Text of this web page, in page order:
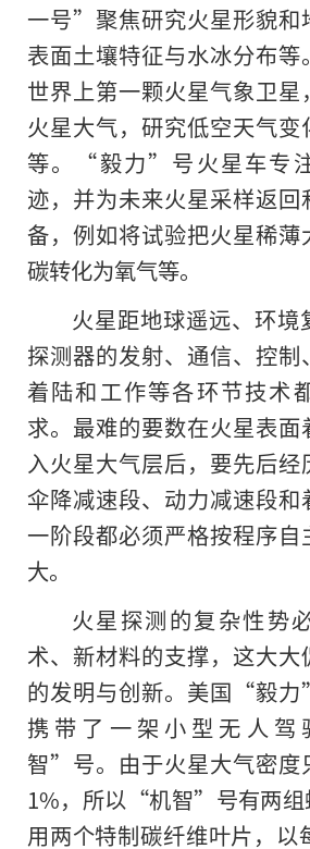
一号”聚焦研究火星形貌和
表面土壤特征与水冰分布
世界上第一颗火星气象卫星
火星大气，研究低空天气变
等。“毅力”号火星车专
迹，并为未来火星采样返
备，例如将试验把火星稀
碳转化为氧气等。
火星距地球遥远、环境
探测器的发射、通信、控制
着陆和工作等各环节技术
求。最难的要数在火星表
入火星大气层后，要先后经
伞降减速段、动力减速段
一阶段都必须严格按程序自
大。
火星探测的复杂性势
术、新材料的支撑，这大大
的发明与创新。美国“毅
携带了一架小型无人
智”号。由于火星大气密度
1%，所以“机智”号有两组
用两个特制碳纤维叶片，以